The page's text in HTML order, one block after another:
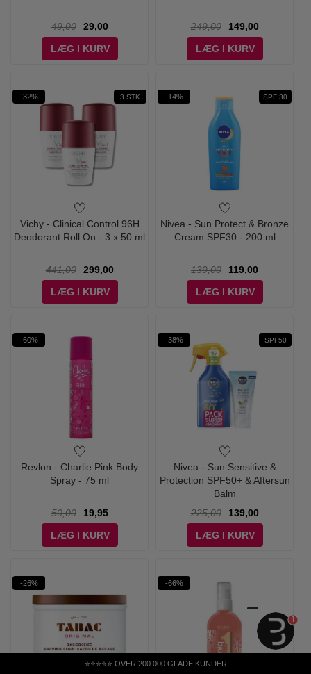
⭐⭐⭐⭐⭐ OVER 200.000 GLADE KUNDER
49,00
29,00
LÆG I KURV
249,00
149,00
LÆG I KURV
-32% 3 STK
Vichy - Clinical Control 96H
Deodorant Roll On - 3 x 50 ml
441,00
299,00
LÆG I KURV
-14% SPF 30
Nivea - Sun Protect & Bronze
Cream SPF30 - 200 ml
139,00
119,00
LÆG I KURV
-60%
Revlon - Charlie Pink Body
Spray - 75 ml
50,00
19,95
LÆG I KURV
-38% SPF50
Nivea - Sun Sensitive &
Protection SPF50+ & Aftersun
Balm
225,00
139,00
LÆG I KURV
-26% -66%
1